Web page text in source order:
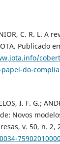
C. R. L. A
Publicado
do-
I. F. G.;
Novos
v. 50, n. 2,